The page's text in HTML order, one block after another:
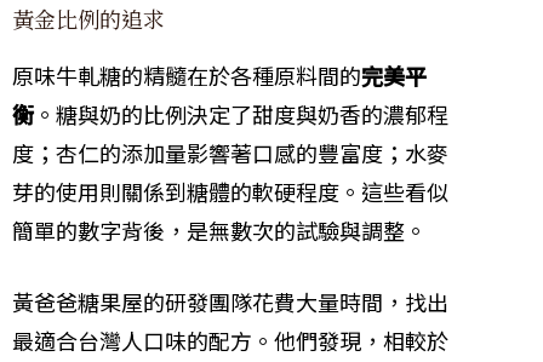
黃金比例的追求
原味牛軋糖的精髓在於各種原料間的完美平
衡。糖與奶的比例決定了甜度與奶香的濃郁程
度；杏仁的添加量影響著口感的豐富度；水麥
芽的使用則關係到糖體的軟硬程度。這些看似
簡單的數字背後，是無數次的試驗與調整。
黃爸爸糖果屋的研發團隊花費大量時間，找出
最適合台灣人口味的配方。他們發現，相較於